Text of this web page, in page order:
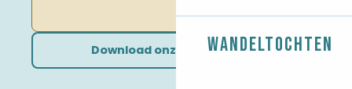
Wandeltochten
Download onze brochures